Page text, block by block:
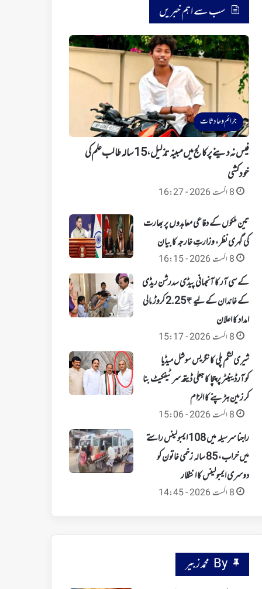
سب سے اہم خبریں
جرائم و حادثات
فیس نہ دینے پرکالج میں مبینہ تذلیل، 15 سالہ طالب علم کی
خودکشی
8 اگست 2026 - 16:27
تین ملکوں کے دفاعی معاہدوں پر بھارت
کی گہری نظر، وزارتِ خارجہ کا بیان
8 اگست 2026 - 16:15
کے سی آر کا آنجہانی پیڈی سدرشن ریڈی
کے خاندان کے لیے ₹2.25 کروڑ مالی
امداد کا اعلان
8 اگست 2026 - 15:17
شیری لنگم پلی کانگریس سوشل میڈیا
کوآرڈینیٹر پر چچا کا جعلی ڈیتھ سرٹیفکیٹ بنا
کر زمین ہڑپنے کا الزام
8 اگست 2026 - 15:06
راجنا سرسیلہ میں 108 ایمبولینس راستے
میں خراب، 85 سالہ زخمی خاتون کو
دوسری ایمبولینس کا انتظار
8 اگست 2026 - 14:45
By محمد زبیر